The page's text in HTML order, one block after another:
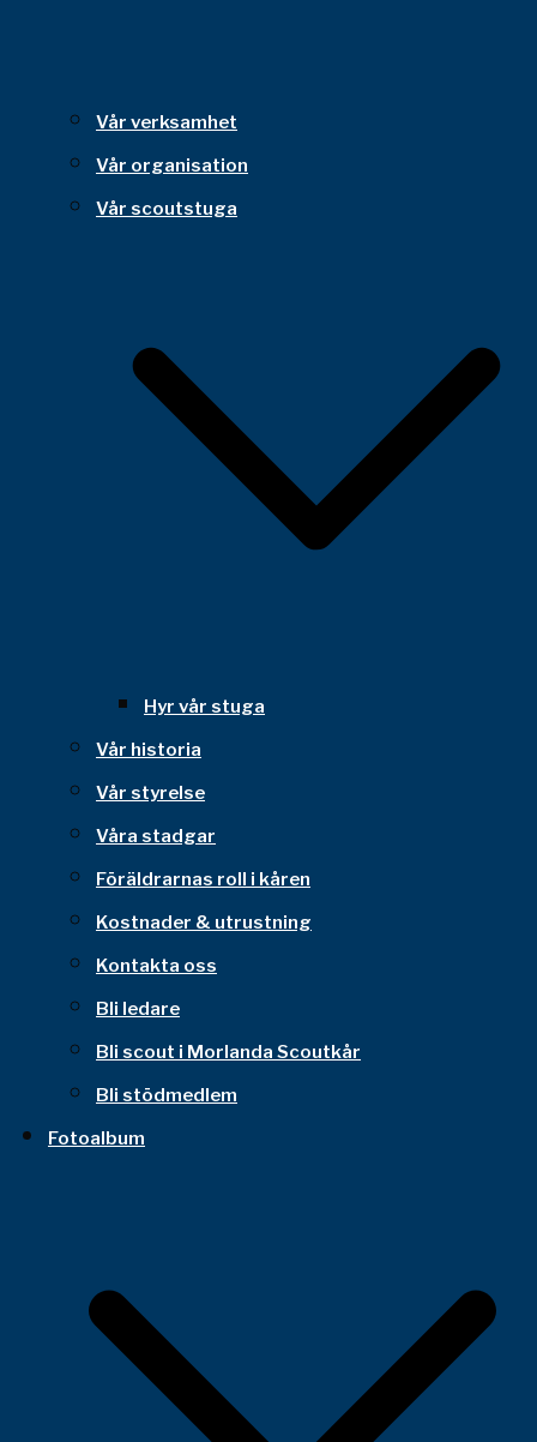
Vår verksamhet
Vår organisation
Vår scoutstuga
Hyr vår stuga
Vår historia
Vår styrelse
Våra stadgar
Föräldrarnas roll i kåren
Kostnader & utrustning
Kontakta oss
Bli ledare
Bli scout i Morlanda Scoutkår
Bli stödmedlem
Fotoalbum